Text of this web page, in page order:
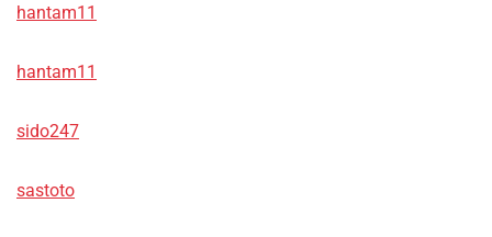
hantam11
hantam11
sido247
sastoto